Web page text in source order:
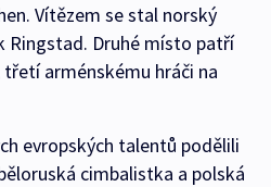
Vítězem se stal norský
Ringstad. Druhé místo patří
arménskému hráči na
evropských talentů podělili
cimbalistka a polská